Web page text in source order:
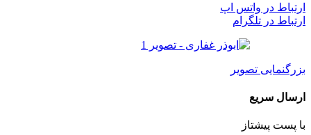
ارتباط در واتس اپ
ارتباط در تلگرام
بزرگنمایی تصویر
ارسال سریع
با پست پیشتاز